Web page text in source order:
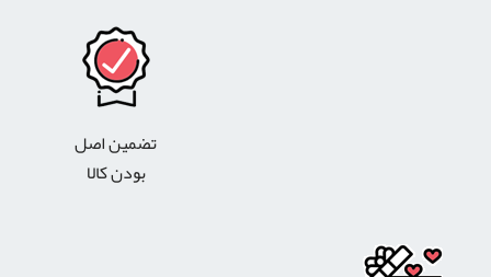
تضمین اصل
بودن کالا